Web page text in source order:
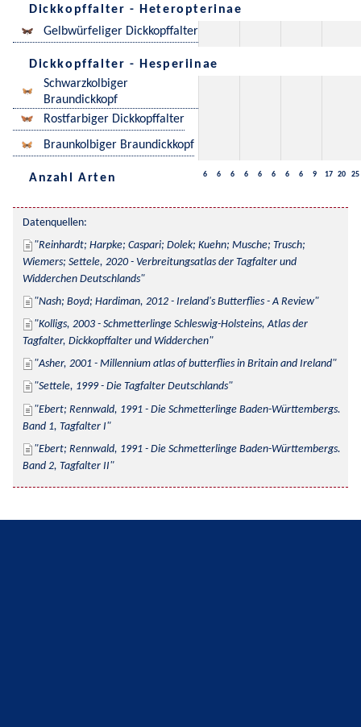
Dickkopffalter - Heteropterinae
Gelbwürfeliger Dickkopffalter
Dickkopffalter - Hesperiinae
Schwarzkolbiger
Braundickkopf
Rostfarbiger Dickkopffalter
Braunkolbiger Braundickkopf
Anzahl Arten 6 6 6 6 6 6 6 6 9 17 20 25
Datenquellen:
Reinhardt; Harpke; Caspari; Dolek; Kuehn; Musche; Trusch;
Wiemers; Settele, 2020 - Verbreitungsatlas der Tagfalter und
Widderchen Deutschlands
Nash; Boyd; Hardiman, 2012 - Ireland's Butterflies - A Review
Kolligs, 2003 - Schmetterlinge Schleswig-Holsteins, Atlas der
Tagfalter, Dickkopffalter und Widderchen
Asher, 2001 - Millennium atlas of butterflies in Britain and Ireland
Settele, 1999 - Die Tagfalter Deutschlands
Ebert; Rennwald, 1991 - Die Schmetterlinge Baden-Württembergs.
Band 1, Tagfalter I
Ebert; Rennwald, 1991 - Die Schmetterlinge Baden-Württembergs.
Band 2, Tagfalter II